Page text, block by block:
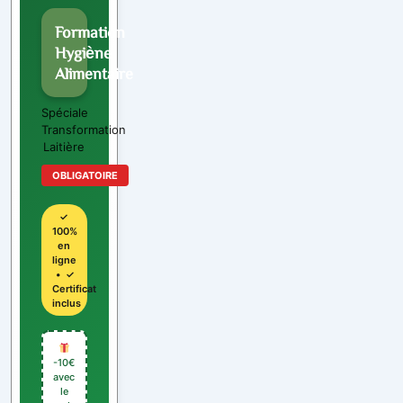
Formation
Hygiène
Alimentaire
Spéciale
Transformation
Laitière
OBLIGATOIRE
✓
100%
en
ligne
• ✓
Certificat
inclus
-10€
avec
le